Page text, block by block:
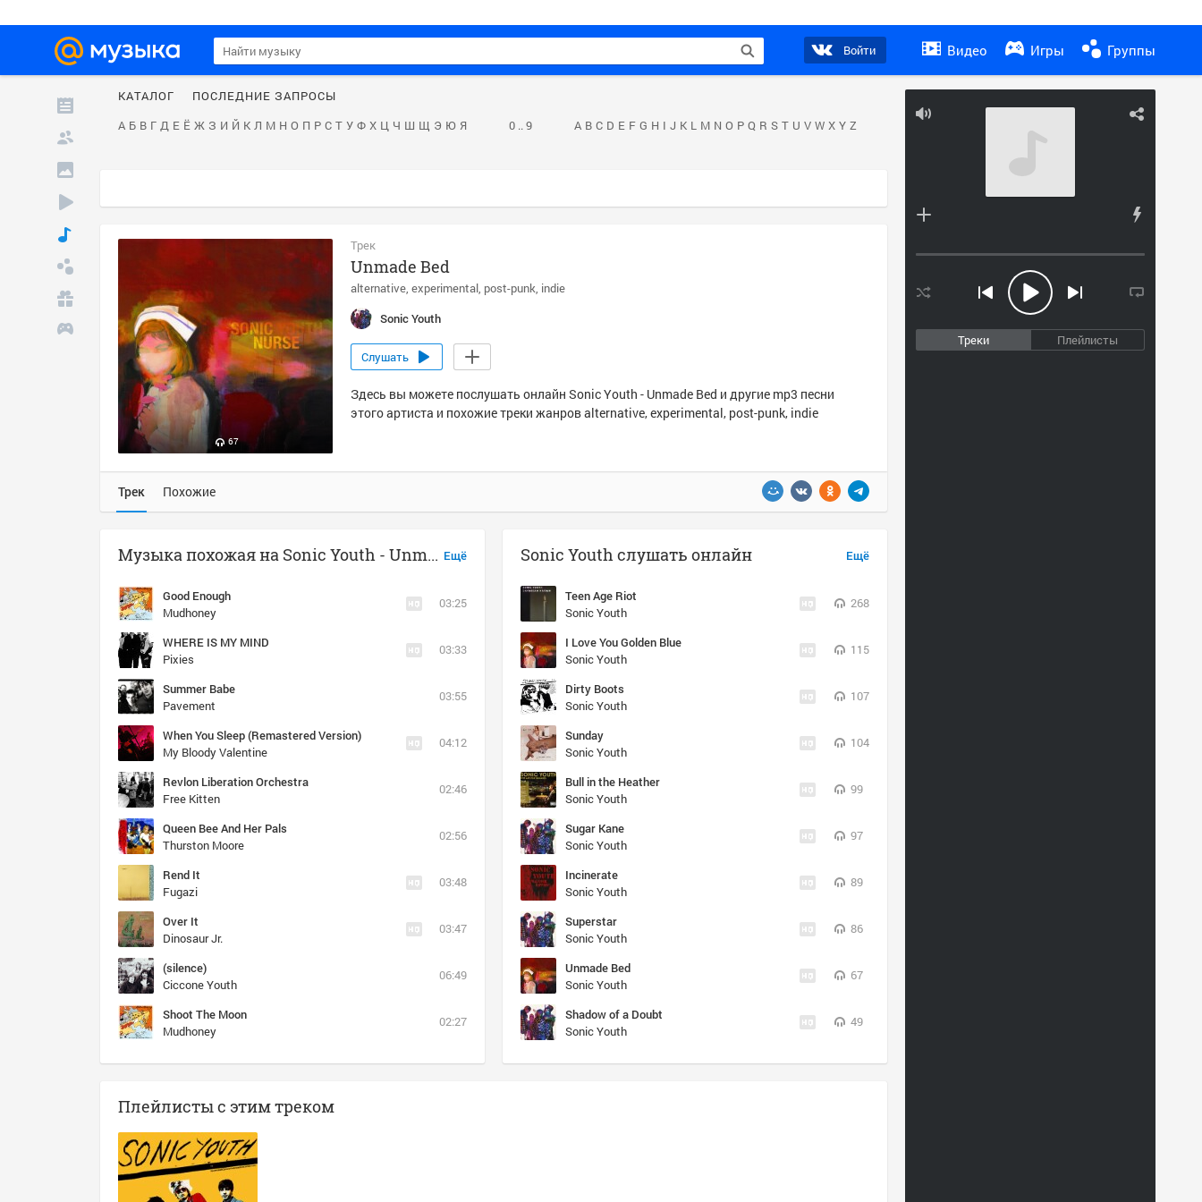
Войти Видео Игры Группы
Треки Плейлисты
КАТАЛОГ
ПОСЛЕДНИЕ ЗАПРОСЫ
А Б В Г Д Е Ё Ж З И Й К Л М Н О П Р С Т У Ф Х Ц Ч Ш Щ Э Ю Я 0 .. 9 A B C D E F G H I J K L M N O P Q R S T U V W X Y Z
67
Трек
Unmade Bed
alternative experimental post-punk indie
Sonic Youth
Слушать
Здесь вы можете послушать онлайн Sonic Youth - Unmade Bed и другие mp3 песни
этого артиста и похожие треки жанров alternative, experimental, post-punk, indie
Трек Похожие
Ещё
Музыка похожая на Sonic Youth - Unmade Bed
Good Enough
Mudhoney
03:25
WHERE IS MY MIND
Pixies
03:33
Summer Babe
Pavement
03:55
When You Sleep (Remastered Version)
My Bloody Valentine
04:12
Revlon Liberation Orchestra
Free Kitten
02:46
Queen Bee And Her Pals
Thurston Moore
02:56
Rend It
Fugazi
03:48
Over It
Dinosaur Jr.
03:47
(silence)
Ciccone Youth
06:49
Shoot The Moon
Mudhoney
02:27
Ещё
Sonic Youth слушать онлайн
Teen Age Riot
Sonic Youth
268
I Love You Golden Blue
Sonic Youth
115
Dirty Boots
Sonic Youth
107
Sunday
Sonic Youth
104
Bull in the Heather
Sonic Youth
99
Sugar Kane
Sonic Youth
97
Incinerate
Sonic Youth
89
Superstar
Sonic Youth
86
Unmade Bed
Sonic Youth
67
Shadow of a Doubt
Sonic Youth
49
Плейлисты с этим треком